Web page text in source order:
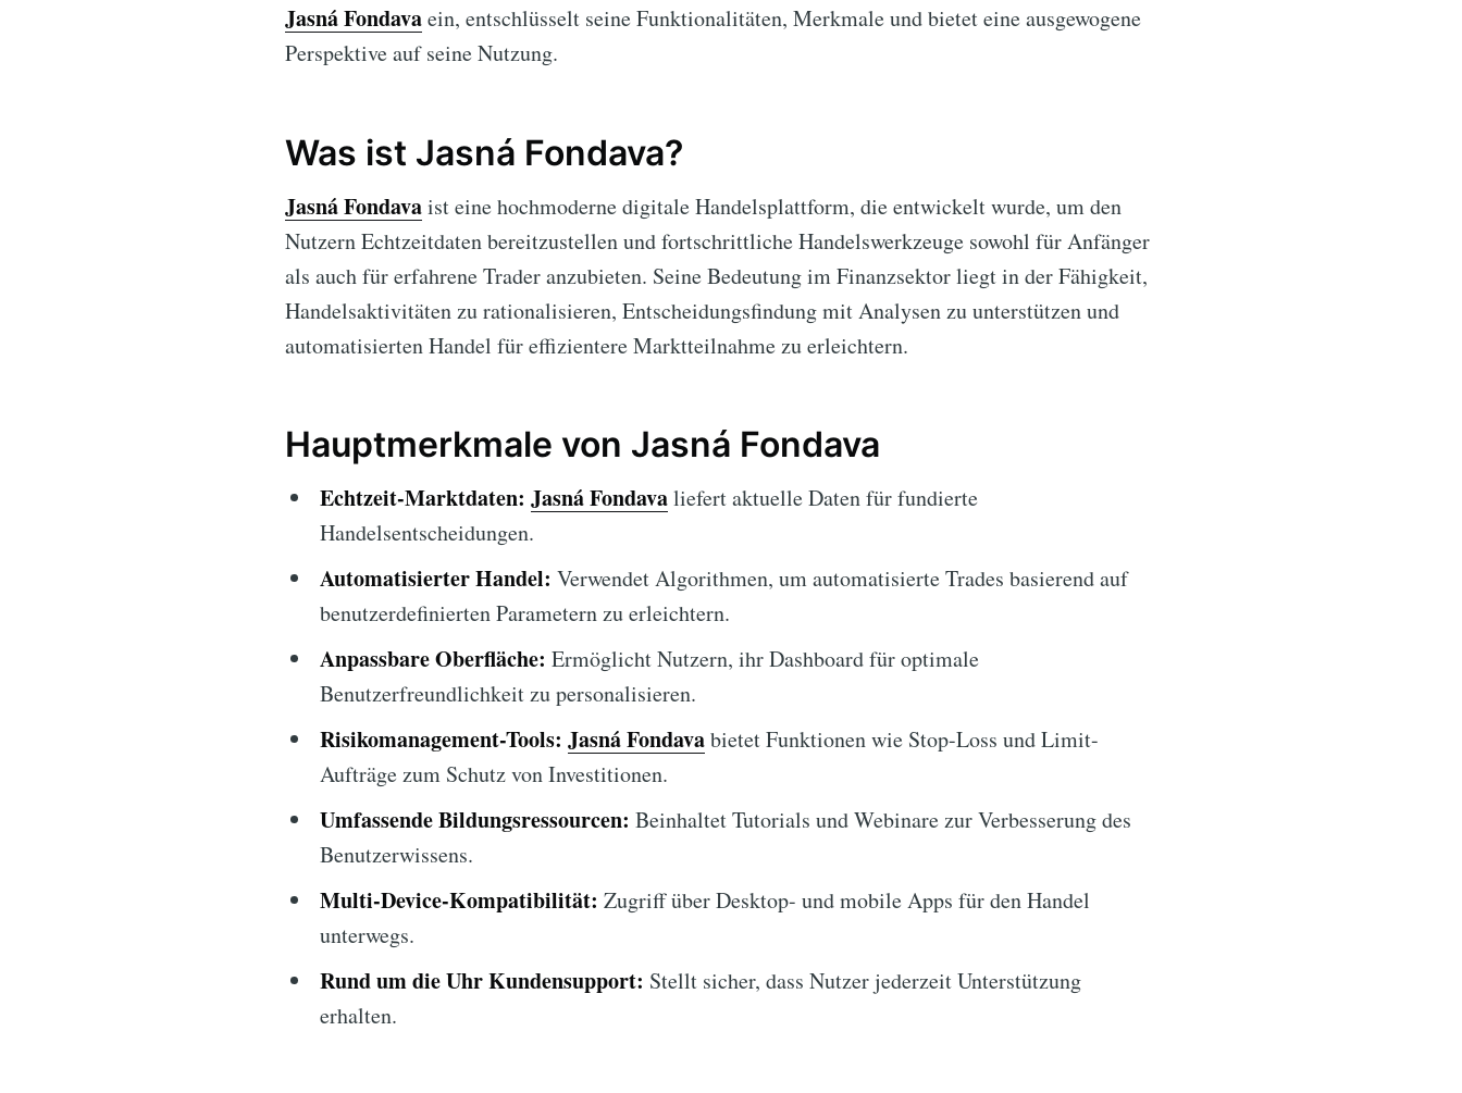
Jasná Fondavaein, entschlüsselt seine Funktionalitäten, Merkmale und bietet eine ausgewogene
Perspektive auf seine Nutzung.
Was ist Jasná Fondava?
Jasná Fondavaist eine hochmoderne digitale Handelsplattform, die entwickelt wurde, um den
Nutzern Echtzeitdaten bereitzustellen und fortschrittliche Handelswerkzeuge sowohl für Anfänger
als auch für erfahrene Trader anzubieten. Seine Bedeutung im Finanzsektor liegt in der Fähigkeit,
Handelsaktivitäten zu rationalisieren, Entscheidungsfindung mit Analysen zu unterstützen und
automatisierten Handel für effizientere Marktteilnahme zu erleichtern.
Hauptmerkmale von Jasná Fondava
Echtzeit-Marktdaten: Jasná Fondavaliefert aktuelle Daten für fundierte
Handelsentscheidungen.
Automatisierter Handel: Verwendet Algorithmen, um automatisierte Trades basierend auf
benutzerdefinierten Parametern zu erleichtern.
Anpassbare Oberfläche: Ermöglicht Nutzern, ihr Dashboard für optimale
Benutzerfreundlichkeit zu personalisieren.
Risikomanagement-Tools: Jasná Fondavabietet Funktionen wie Stop-Loss und Limit-
Aufträge zum Schutz von Investitionen.
Umfassende Bildungsressourcen: Beinhaltet Tutorials und Webinare zur Verbesserung des
Benutzerwissens.
Multi-Device-Kompatibilität: Zugriff über Desktop- und mobile Apps für den Handel
unterwegs.
Rund um die Uhr Kundensupport: Stellt sicher, dass Nutzer jederzeit Unterstützung
erhalten.